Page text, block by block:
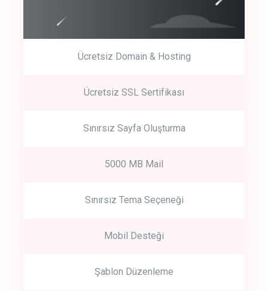
Get Started
Start by trying our service for 30 days free trial no credit card
Ücretsiz Domain & Hosting
Ücretsiz SSL Sertifikası
Sınırsız Sayfa Oluşturma
5000 MB Mail
Sınırsız Tema Seçeneği
Mobil Desteği
Şablon Düzenleme